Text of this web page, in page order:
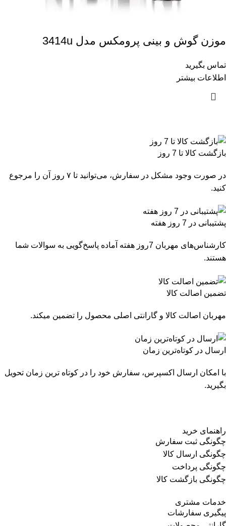
موزن گوش و بینی پرومکس مدل 3414u
تماس بگیرید
اطلاعات بیشتر
بازگشت کالا تا 7 روز
در صورت وجود مشکل در سفارش، می‌توانید تا ۷ روز آن را مرجوع
کنید.
پشتیبانی در 7 روز هفته
کارشناس‌های مهربان 7روز هفته آماده پاسخ‌گویی به سوالات شما
هستند.
تضمین اصالت کالا
مهربان اصالت کالا و گارانتی اصلی محصول را تضمین میکند.
ارسال در کوتاه‌ترین زمان
با امکان ارسال اکسپرس، سفارش خود را در کوتاه ترین زمان تحویل
بگیرید.
راهنمای خرید
چگونگی ثبت سفارش
چگونگی ارسال کالا
چگونگی پرداخت
چگونگی بازگشت کالا
خدمات مشتری
پیگیری سفارشات